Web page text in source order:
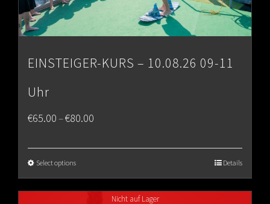
EINSTEIGER-KURS – 10.08.26 09-11
Uhr
€65.00–€80.00
Select options Details
Nicht auf Lager